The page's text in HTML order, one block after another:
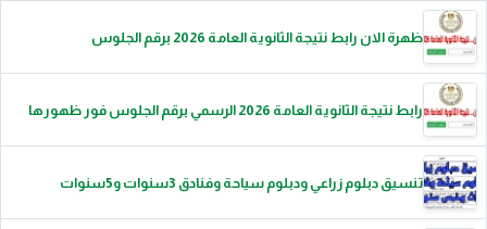
ظهرة الان رابط نتيجة الثانوية العامة 2026 برقم الجلوس
رابط نتيجة الثانوية العامة 2026 الرسمي برقم الجلوس فور ظهورها
تنسيق دبلوم زراعي ودبلوم سياحة وفنادق 3سنوات و5سنوات